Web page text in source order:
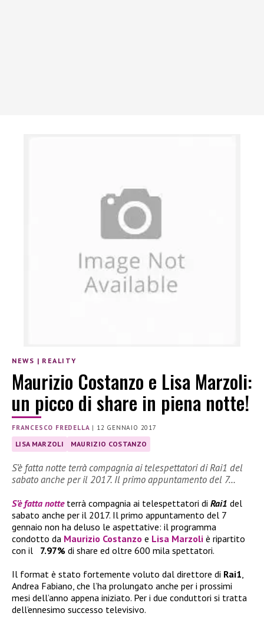
NEWS | REALITY
Maurizio Costanzo e Lisa Marzoli:
un picco di share in piena notte!
FRANCESCO FREDELLA | 12 GENNAIO 2017
LISA MARZOLI MAURIZIO COSTANZO
S’è fatta notte terrà compagnia ai telespettatori di Rai1 del
sabato anche per il 2017. Il primo appuntamento del 7…
S’è fatta notteterrà compagnia ai telespettatori di Rai1 del
sabato anche per il 2017. Il primo appuntamento del 7
gennaio non ha deluso le aspettative: il programma
condotto da Maurizio Costanzo e Lisa Marzoli è ripartito
con il
7.97% di share ed oltre 600 mila spettatori.
Il format è stato fortemente voluto dal direttore di Rai1
Andrea Fabiano, che l’ha prolungato anche per i prossimi
mesi dell’anno appena iniziato. Per i due conduttori si tratta
dell’ennesimo successo televisivo.